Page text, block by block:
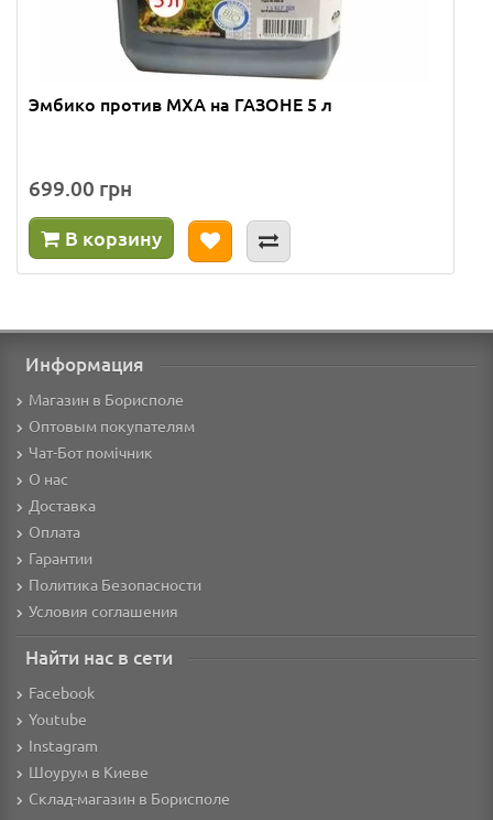
Эмбико против МХА на ГАЗОНЕ 5 л
699.00 грн
В корзину
Информация
Магазин в Борисполе
Оптовым покупателям
Чат-Бот помічник
О нас
Доставка
Оплата
Гарантии
Политика Безопасности
Условия соглашения
Найти нас в сети
Facebook
Youtube
Instagram
Шоурум в Киеве
Склад-магазин в Борисполе